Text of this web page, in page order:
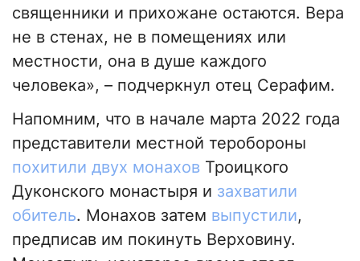
священники и прихожане остаются. Вера
не в стенах, не в помещениях или
местности, она в душе каждого
человека», – подчеркнул отец Серафим.
Напомним, что в начале марта 2022 года
представители местной теробороны
похитили двух монахов Троицкого
Дуконского монастыря и захватили
обитель. Монахов затем выпустили,
предписав им покинуть Верховину.